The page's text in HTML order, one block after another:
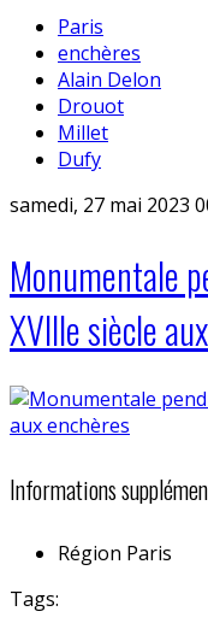
Paris
enchères
Alain Delon
Drouot
Millet
Dufy
samedi, 27 mai 2023
Monumentale
XVIIIe siècle
Informations
Région Paris
Tags: